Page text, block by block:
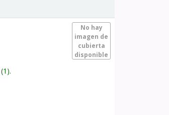
No hay
imagen de
cubierta
disponible
(1).